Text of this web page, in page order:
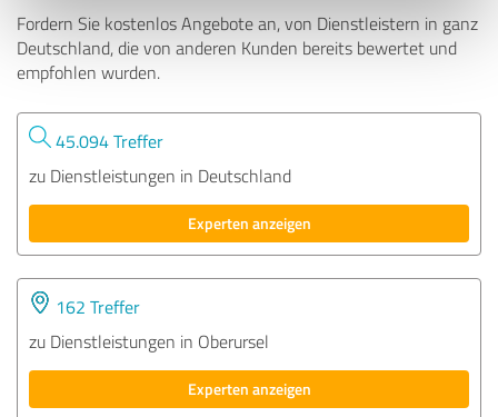
Fordern Sie kostenlos Angebote an, von Dienstleistern in ganz
Deutschland, die von anderen Kunden bereits bewertet und
empfohlen wurden.
45.094 Treffer
zu Dienstleistungen in Deutschland
Experten anzeigen
162 Treffer
zu Dienstleistungen in Oberursel
Experten anzeigen